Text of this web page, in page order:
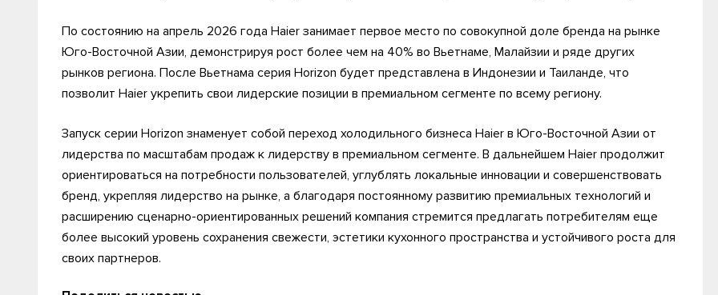
По состоянию на апрель 2026 года Haier занимает первое место по совокупной доле бренда на рынке
Юго-Восточной Азии, демонстрируя рост более чем на 40% во Вьетнаме, Малайзии и ряде других
рынков региона. После Вьетнама серия Horizon будет представлена в Индонезии и Таиланде, что
позволит Haier укрепить свои лидерские позиции в премиальном сегменте по всему региону.
Запуск серии Horizon знаменует собой переход холодильного бизнеса Haier в Юго-Восточной Азии от
лидерства по масштабам продаж к лидерству в премиальном сегменте. В дальнейшем Haier продолжит
ориентироваться на потребности пользователей, углублять локальные инновации и совершенствовать
бренд, укрепляя лидерство на рынке, а благодаря постоянному развитию премиальных технологий и
расширению сценарно-ориентированных решений компания стремится предлагать потребителям еще
более высокий уровень сохранения свежести, эстетики кухонного пространства и устойчивого роста для
своих партнеров.